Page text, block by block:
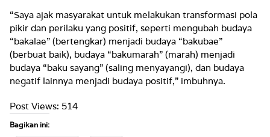
“Saya ajak masyarakat untuk melakukan transformasi pola
pikir dan perilaku yang positif, seperti mengubah budaya
“bakalae” (bertengkar) menjadi budaya “bakubae”
(berbuat baik), budaya “bakumarah” (marah) menjadi
budaya “baku sayang” (saling menyayangi), dan budaya
negatif lainnya menjadi budaya positif,” imbuhnya.
Post Views: 514
Bagikan ini: